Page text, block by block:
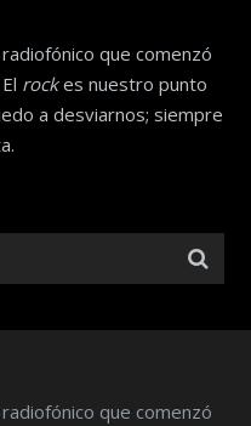
que comenzó
rockes nuestro punto
a desviarnos; siempre
que comenzó